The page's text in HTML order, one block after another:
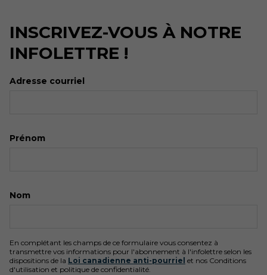
INSCRIVEZ-VOUS À NOTRE
INFOLETTRE !
Adresse courriel
Prénom
Nom
En complétant les champs de ce formulaire vous consentez à
transmettre vos informations pour l'abonnement à l'infolettre selon les
dispositions de la Loi canadienne anti-pourriel et nos Conditions
d'utilisation et politique de confidentialité.